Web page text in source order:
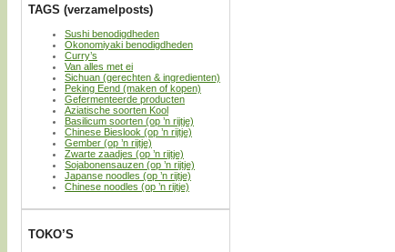
TAGS (verzamelposts)
Sushi benodigdheden
Okonomiyaki benodigdheden
Curry’s
Van alles met ei
Sichuan (gerechten & ingredienten)
Peking Eend (maken of kopen)
Gefermenteerde producten
Aziatische soorten Kool
Basilicum soorten (op ’n rijtje)
Chinese Bieslook (op ’n rijtje)
Gember (op ’n rijtje)
Zwarte zaadjes (op ’n rijtje)
Sojabonensauzen (op ’n rijtje)
Japanse noodles (op ’n rijtje)
Chinese noodles (op ’n rijtje)
TOKO’S